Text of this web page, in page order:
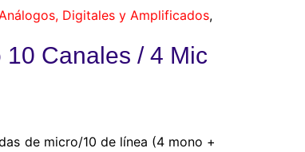
Digitales y Amplificados,
Canales / 4 Mic
de micro/10 de línea (4 mono +